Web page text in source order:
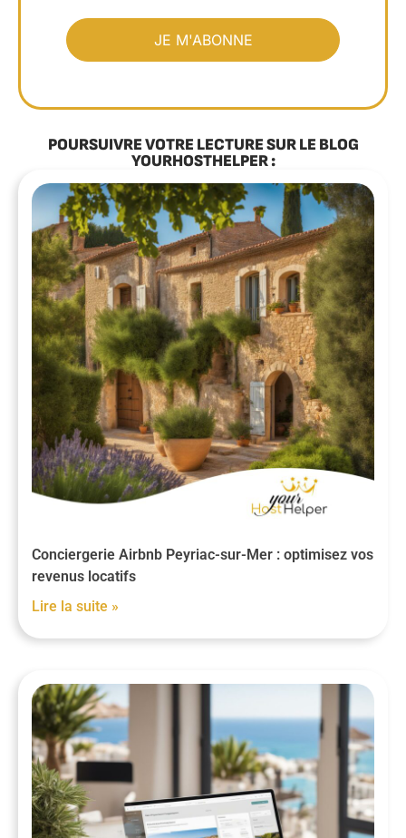
POURSUIVRE VOTRE LECTURE SUR LE BLOG
YOURHOSTHELPER :
Conciergerie Airbnb Peyriac-sur-Mer : optimisez vos
revenus locatifs
Lire la suite »